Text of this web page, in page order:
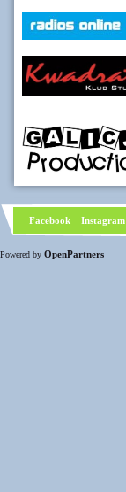
Facebook Instagram
Powered by OpenPartners